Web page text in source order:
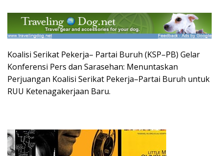
Koalisi Serikat Pekerja– Partai Buruh (KSP–PB) Gelar
Konferensi Pers dan Sarasehan: Menuntaskan
Perjuangan Koalisi Serikat Pekerja–Partai Buruh untuk
RUU Ketenagakerjaan Baru.